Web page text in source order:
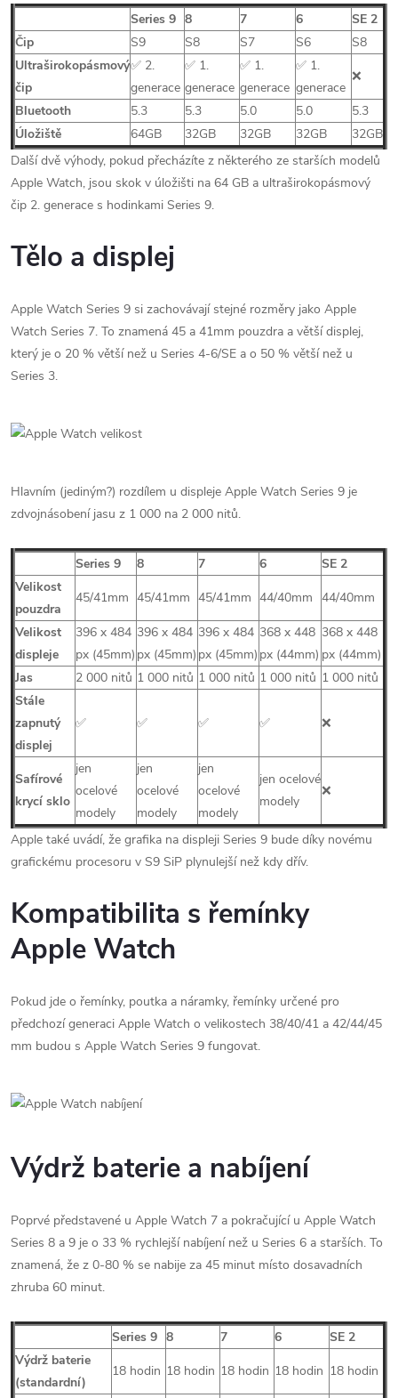
Series 9 8 7 6
SE 2
Čip
S9 S8 S7 S6
S8
Ultraširokopásmový
čip
✅ 2.
generace
✅ 1.
generace
✅ 1.
generace
✅ 1.
generace
❌
Bluetooth 5.3 5.3 5.0 5.0
5.3
Úložiště
64GB 32GB 32GB 32GB
32GB
Další dvě výhody, pokud přecházíte z některého ze starších modelů
Apple Watch, jsou skok v úložišti na 64 GB a ultraširokopásmový
čip 2. generace s hodinkami Series 9.
Tělo a displej
Apple Watch Series 9 si zachovávají stejné rozměry jako Apple
Watch Series 7. To znamená 45 a 41mm pouzdra a větší displej,
který je o 20 % větší než u Series 4-6/SE a o 50 % větší než u
Series 3.
Hlavním (jediným?) rozdílem u displeje Apple Watch Series 9 je
zdvojnásobení jasu z 1 000 na 2 000 nitů.
Series 9 8 7 6
SE 2
Velikost
pouzdra
45/41mm 45/41mm 45/41mm 44/40mm 44/40mm
Velikost
displeje
396 x 484
px (45mm)
396 x 484
px (45mm)
396 x 484
px (45mm)
368 x 448
px (44mm)
368 x 448
px (44mm)
Jas
2 000 nitů 1 000 nitů 1 000 nitů 1 000 nitů 1 000 nitů
Stále
zapnutý
displej
✅ ✅ ✅ ✅ ❌
Safírové
krycí sklo
jen
ocelové
modely
jen
ocelové
modely
jen
ocelové
modely
jen ocelové
modely
❌
Apple také uvádí, že grafika na displeji Series 9 bude díky novému
grafickému procesoru v S9 SiP plynulejší než kdy dřív.
Kompatibilita s řemínky
Apple Watch
Pokud jde o řemínky, poutka a náramky, řemínky určené pro
předchozí generaci Apple Watch o velikostech 38/40/41 a 42/44/45
mm budou s Apple Watch Series 9 fungovat.
Výdrž baterie a nabíjení
Poprvé představené u Apple Watch 7 a pokračující u Apple Watch
Series 8 a 9 je o 33 % rychlejší nabíjení než u Series 6 a starších. To
znamená, že z 0-80 % se nabije za 45 minut místo dosavadních
zhruba 60 minut.
Series 9 8 7 6
SE 2
Výdrž baterie
(standardní)
18 hodin 18 hodin 18 hodin 18 hodin 18 hodin